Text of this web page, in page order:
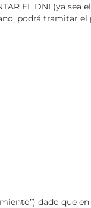
EL DNI (ya sea
podrá tramitar el
dado que